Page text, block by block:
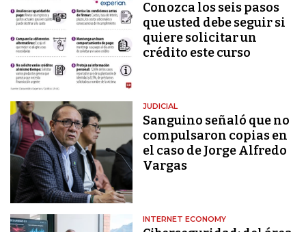
Conozca los seis pasos
que usted debe seguir si
quiere solicitar un
crédito este curso
JUDICIAL
Sanguino señaló que no
compulsaron copias en
el caso de Jorge Alfredo
Vargas
INTERNET ECONOMY